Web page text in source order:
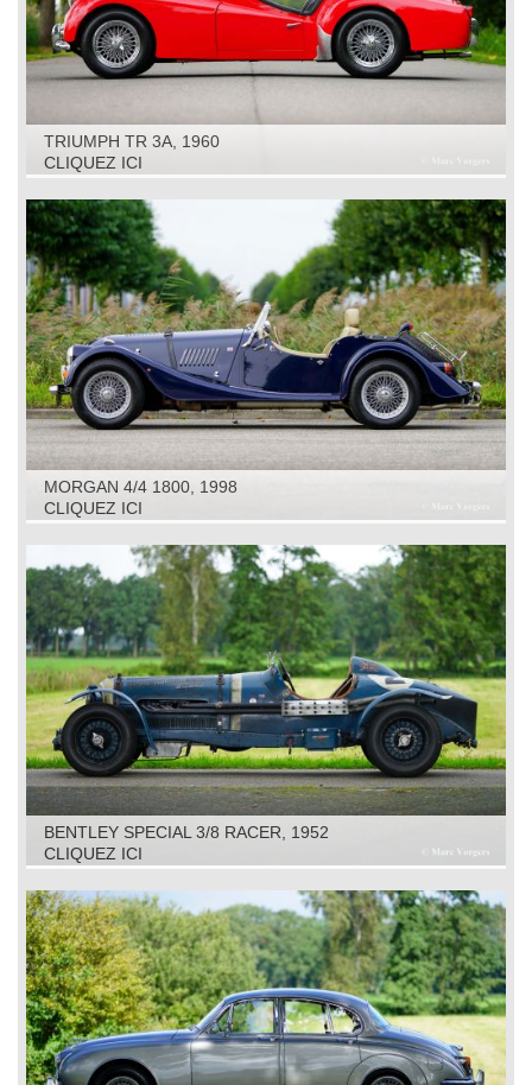
TRIUMPH TR 3A, 1960
CLIQUEZ ICI
MORGAN 4/4 1800, 1998
CLIQUEZ ICI
BENTLEY SPECIAL 3/8 RACER, 1952
CLIQUEZ ICI